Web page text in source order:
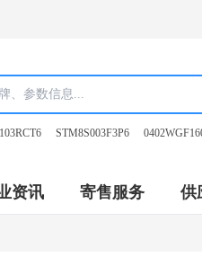
STM8S003F3P6
资讯 寄售服务 供